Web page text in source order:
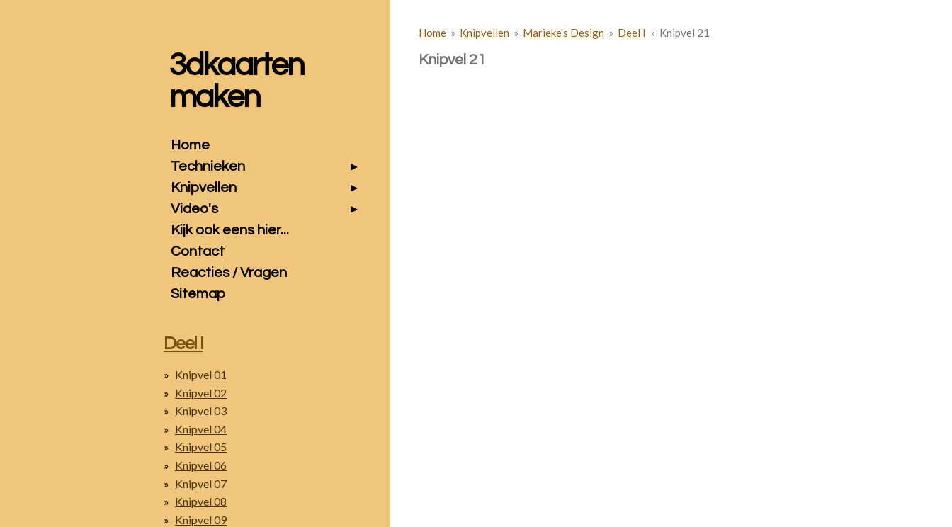
Home » Knipvellen » Marieke's Design » Deel I » Knipvel 21
Knipvel 21
3dkaarten
maken
Home
Technieken
Knipvellen
Video's
Kijk ook eens hier...
Contact
Reacties / Vragen
Sitemap
Deel I
Knipvel 01
Knipvel 02
Knipvel 03
Knipvel 04
Knipvel 05
Knipvel 06
Knipvel 07
Knipvel 08
Knipvel 09